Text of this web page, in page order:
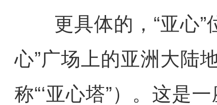
更具体的，“亚心”
心”广场上的亚洲大陆
称“‘亚心塔”）。这是